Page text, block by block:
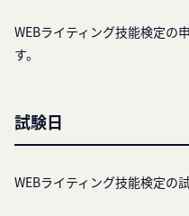
WEBライティング技能検定の
す。
試験日
WEBライティング技能検定の